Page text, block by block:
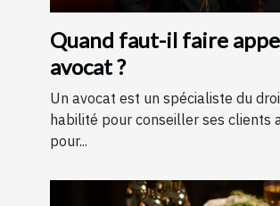
Quand faut-il faire
avocat ?
Un avocat est un spécialiste du
habilité pour conseiller ses clients
pour...